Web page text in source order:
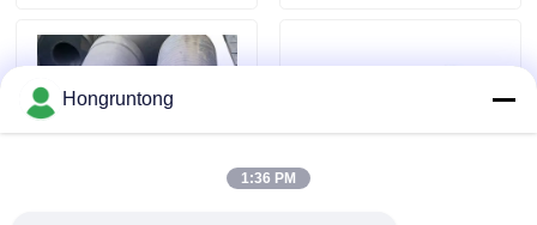
Dok Rubberstootkussen
Yokohama rubberstootkussen
Hongruntong
1:36 PM